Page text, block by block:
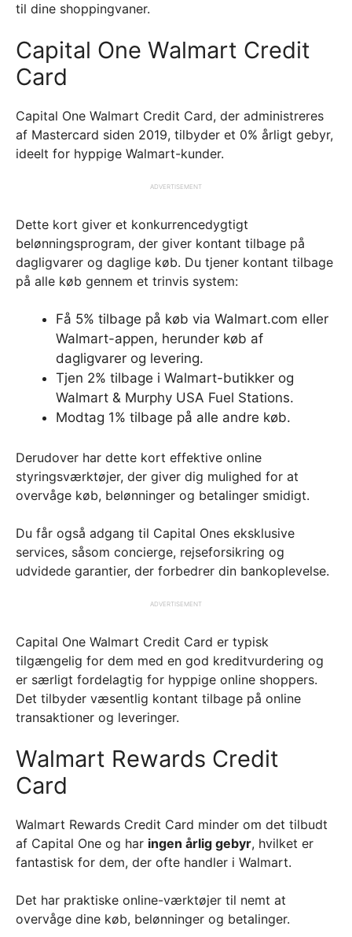
til dine shoppingvaner.
Capital One Walmart Credit
Card
Capital One Walmart Credit Card, der administreres
af Mastercard siden 2019, tilbyder et 0% årligt gebyr,
ideelt for hyppige Walmart-kunder.
ADVERTISEMENT
Dette kort giver et konkurrencedygtigt
belønningsprogram, der giver kontant tilbage på
dagligvarer og daglige køb. Du tjener kontant tilbage
på alle køb gennem et trinvis system:
Få 5% tilbage på køb via Walmart.com eller
Walmart-appen, herunder køb af
dagligvarer og levering.
Tjen 2% tilbage i Walmart-butikker og
Walmart & Murphy USA Fuel Stations.
Modtag 1% tilbage på alle andre køb.
Derudover har dette kort effektive online
styringsværktøjer, der giver dig mulighed for at
overvåge køb, belønninger og betalinger smidigt.
Du får også adgang til Capital Ones eksklusive
services, såsom concierge, rejseforsikring og
udvidede garantier, der forbedrer din bankoplevelse.
ADVERTISEMENT
Capital One Walmart Credit Card er typisk
tilgængelig for dem med en god kreditvurdering og
er særligt fordelagtig for hyppige online shoppers.
Det tilbyder væsentlig kontant tilbage på online
transaktioner og leveringer.
Walmart Rewards Credit
Card
Walmart Rewards Credit Card minder om det tilbudt
af Capital One og har ingen årlig gebyr, hvilket er
fantastisk for dem, der ofte handler i Walmart.
Det har praktiske online-værktøjer til nemt at
overvåge dine køb, belønninger og betalinger.